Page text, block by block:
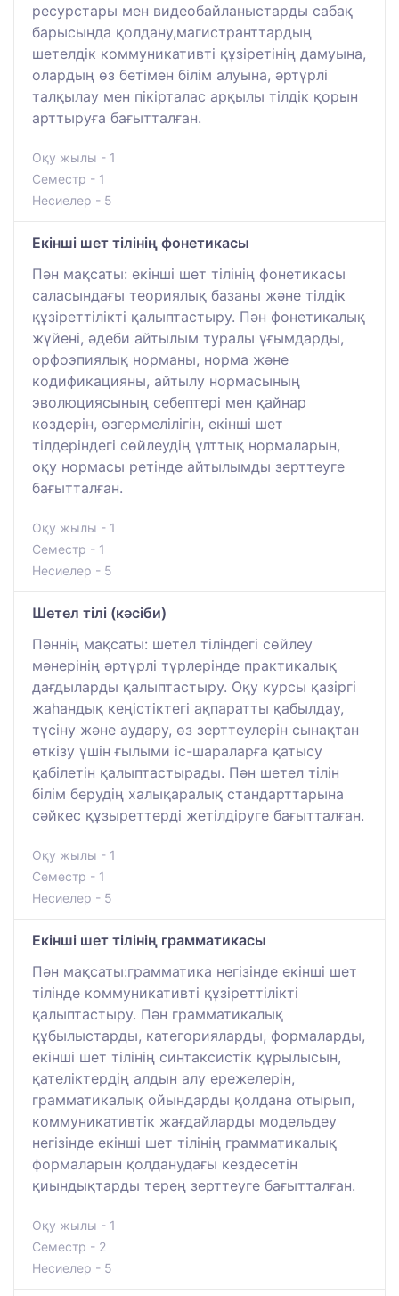
ресурстары мен видеобайланыстарды сабақ
барысында қолдану,магистранттардың
шетелдік коммуникативті құзіретінің дамуына,
олардың өз бетімен білім алуына, әртүрлі
талқылау мен пікірталас арқылы тілдік қорын
арттыруға бағытталған.
Оқу жылы - 1
Семестр - 1
Несиелер - 5
Екінші шет тілінің фонетикасы
Пән мақсаты: екінші шет тілінің фонетикасы
саласындағы теориялық базаны және тілдік
құзіреттілікті қалыптастыру. Пән фонетикалық
жүйені, әдеби айтылым туралы ұғымдарды,
орфоэпиялық норманы, норма және
кодификацияны, айтылу нормасының
эволюциясының себептері мен қайнар
көздерін, өзгермелілігін, екінші шет
тілдеріндегі сөйлеудің ұлттық нормаларын,
оқу нормасы ретінде айтылымды зерттеуге
бағытталған.
Оқу жылы - 1
Семестр - 1
Несиелер - 5
Шетел тілі (кәсіби)
Пәннің мақсаты: шетел тіліндегі сөйлеу
мәнерінің әртүрлі түрлерінде практикалық
дағдыларды қалыптастыру. Оқу курсы қазіргі
жаһандық кеңістіктегі ақпаратты қабылдау,
түсіну және аудару, өз зерттеулерін сынақтан
өткізу үшін ғылыми іс-шараларға қатысу
қабілетін қалыптастырады. Пән шетел тілін
білім берудің халықаралық стандарттарына
сәйкес құзыреттерді жетілдіруге бағытталған.
Оқу жылы - 1
Семестр - 1
Несиелер - 5
Екінші шет тілінің грамматикасы
Пән мақсаты:грамматика негізінде екінші шет
тілінде коммуникативті құзіреттілікті
қалыптастыру. Пән грамматикалық
құбылыстарды, категорияларды, формаларды,
екінші шет тілінің синтаксистік құрылысын,
қателіктердің алдын алу ережелерін,
грамматикалық ойындарды қолдана отырып,
коммуникативтік жағдайларды модельдеу
негізінде екінші шет тілінің грамматикалық
формаларын қолданудағы кездесетін
қиындықтарды терең зерттеуге бағытталған.
Оқу жылы - 1
Семестр - 2
Несиелер - 5